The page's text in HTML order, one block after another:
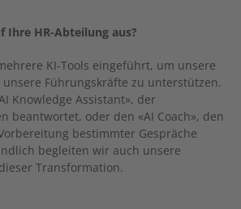
Ihre HR-Abteilung aus?
KI-Tools eingeführt, um unsere
Führungskräfte zu unterstützen.
Knowledge Assistant», der
beantwortet, oder den «AI Coach», den
bestimmter Gespräche
begleiten wir auch unsere
Transformation.